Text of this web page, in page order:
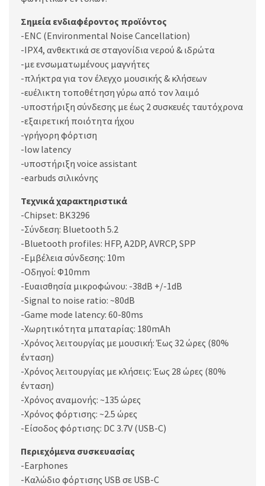
Σημεία ενδιαφέροντος προϊόντος
-ENC (Environmental Noise Cancellation)
-IPX4, ανθεκτικά σε σταγονίδια νερού & ιδρώτα
-με ενσωματωμένους μαγνήτες
-πλήκτρα για τον έλεγχο μουσικής & κλήσεων
-ευέλικτη τοποθέτηση γύρω από τον λαιμό
-υποστήριξη σύνδεσης με έως 2 συσκευές ταυτόχρονα
-εξαιρετική ποιότητα ήχου
-γρήγορη φόρτιση
-low latency
-υποστήριξη voice assistant
-earbuds σιλικόνης
Τεχνικά χαρακτηριστικά
-Chipset: BK3296
-Σύνδεση: Bluetooth 5.2
-Bluetooth profiles: HFP, A2DP, AVRCP, SPP
-Εμβέλεια σύνδεσης: 10m
-Οδηγοί: Φ10mm
-Ευαισθησία μικροφώνου: -38dB +/-1dB
-Signal to noise ratio: ~80dB
-Game mode latency: 60-80ms
-Χωρητικότητα μπαταρίας: 180mAh
-Χρόνος λειτουργίας με μουσική: Έως 32 ώρες (80%
ένταση)
-Χρόνος λειτουργίας με κλήσεις: Έως 28 ώρες (80%
ένταση)
-Χρόνος αναμονής: ~135 ώρες
-Χρόνος φόρτισης: ~2.5 ώρες
-Είσοδος φόρτισης: DC 3.7V (USB-C)
Περιεχόμενα συσκευασίας
-Earphones
-Καλώδιο φόρτισης USB σε USB-C